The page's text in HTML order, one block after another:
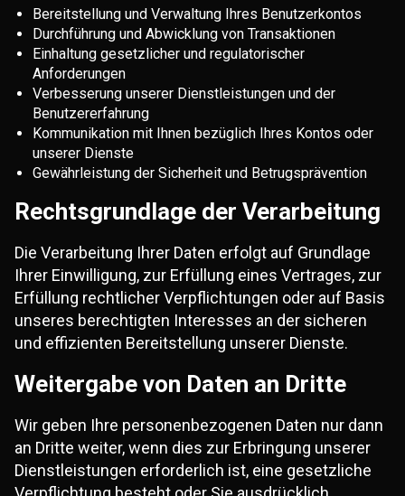
Bereitstellung und Verwaltung Ihres Benutzerkontos
Durchführung und Abwicklung von Transaktionen
Einhaltung gesetzlicher und regulatorischer
Anforderungen
Verbesserung unserer Dienstleistungen und der
Benutzererfahrung
Kommunikation mit Ihnen bezüglich Ihres Kontos oder
unserer Dienste
Gewährleistung der Sicherheit und Betrugsprävention
Rechtsgrundlage der Verarbeitung
Die Verarbeitung Ihrer Daten erfolgt auf Grundlage
Ihrer Einwilligung, zur Erfüllung eines Vertrages, zur
Erfüllung rechtlicher Verpflichtungen oder auf Basis
unseres berechtigten Interesses an der sicheren
und effizienten Bereitstellung unserer Dienste.
Weitergabe von Daten an Dritte
Wir geben Ihre personenbezogenen Daten nur dann
an Dritte weiter, wenn dies zur Erbringung unserer
Dienstleistungen erforderlich ist, eine gesetzliche